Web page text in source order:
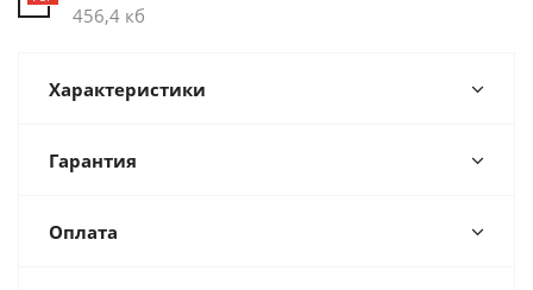
456,4 кб
Характеристики
Гарантия
Оплата